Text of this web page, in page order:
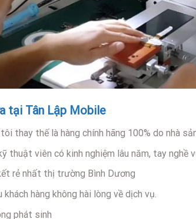
tại Tân Lập Mobile
thay thế là hàng chính hãng 100% do nhà
thuật viên có kinh nghiệm lâu năm, tay nghề
rẻ nhất thị trường Bình Dương
khách hàng không hài lòng về dịch vụ.
phát sinh